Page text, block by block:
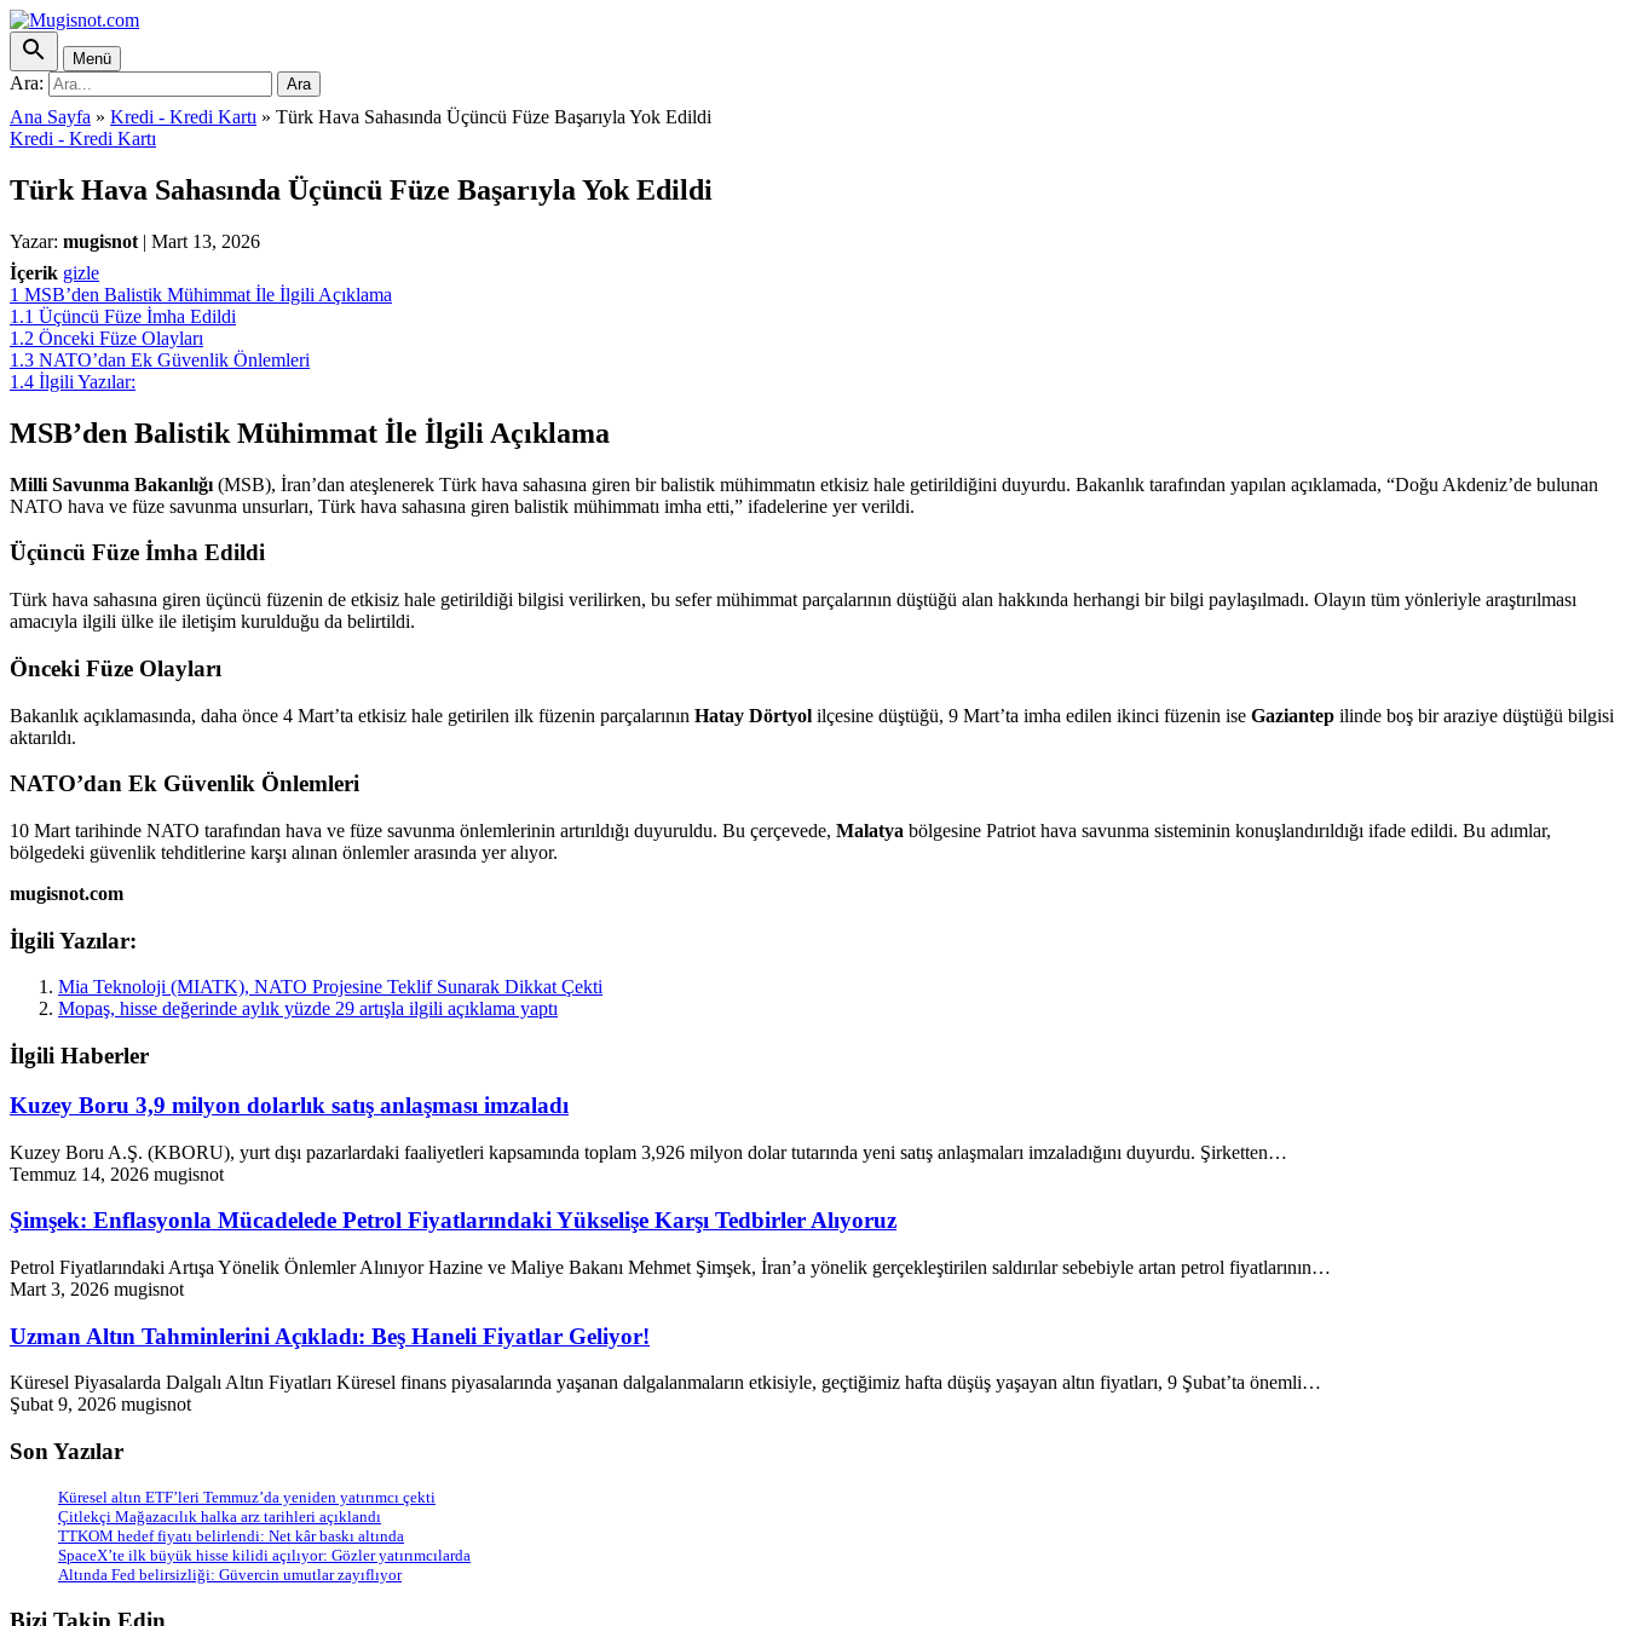
Menü
Ara: Ara
Ana Sayfa » Kredi - Kredi Kartı » Türk Hava Sahasında Üçüncü Füze Başarıyla Yok Edildi
Kredi - Kredi Kartı
Türk Hava Sahasında Üçüncü Füze Başarıyla Yok Edildi
Yazar: mugisnot | Mart 13, 2026
İçerik gizle
1 MSB’den Balistik Mühimmat İle İlgili Açıklama
1.1 Üçüncü Füze İmha Edildi
1.2 Önceki Füze Olayları
1.3 NATO’dan Ek Güvenlik Önlemleri
1.4 İlgili Yazılar:
MSB’den Balistik Mühimmat İle İlgili Açıklama
Milli Savunma Bakanlığı (MSB), İran’dan ateşlenerek Türk hava sahasına giren bir balistik mühimmatın etkisiz hale getirildiğini duyurdu. Bakanlık tarafından yapılan açıklamada, “Doğu Akdeniz’de bulunan
NATO hava ve füze savunma unsurları, Türk hava sahasına giren balistik mühimmatı imha etti,” ifadelerine yer verildi.
Üçüncü Füze İmha Edildi
Türk hava sahasına giren üçüncü füzenin de etkisiz hale getirildiği bilgisi verilirken, bu sefer mühimmat parçalarının düştüğü alan hakkında herhangi bir bilgi paylaşılmadı. Olayın tüm yönleriyle araştırılması
amacıyla ilgili ülke ile iletişim kurulduğu da belirtildi.
Önceki Füze Olayları
Bakanlık açıklamasında, daha önce 4 Mart’ta etkisiz hale getirilen ilk füzenin parçalarının Hatay Dörtyol ilçesine düştüğü, 9 Mart’ta imha edilen ikinci füzenin ise Gaziantep ilinde boş bir araziye düştüğü bilgisi
aktarıldı.
NATO’dan Ek Güvenlik Önlemleri
10 Mart tarihinde NATO tarafından hava ve füze savunma önlemlerinin artırıldığı duyuruldu. Bu çerçevede, Malatya bölgesine Patriot hava savunma sisteminin konuşlandırıldığı ifade edildi. Bu adımlar,
bölgedeki güvenlik tehditlerine karşı alınan önlemler arasında yer alıyor.
mugisnot.com
İlgili Yazılar:
Mia Teknoloji (MIATK), NATO Projesine Teklif Sunarak Dikkat Çekti
Mopaş, hisse değerinde aylık yüzde 29 artışla ilgili açıklama yaptı
İlgili Haberler
Kuzey Boru 3,9 milyon dolarlık satış anlaşması imzaladı
Kuzey Boru A.Ş. (KBORU), yurt dışı pazarlardaki faaliyetleri kapsamında toplam 3,926 milyon dolar tutarında yeni satış anlaşmaları imzaladığını duyurdu. Şirketten…
Temmuz 14, 2026 mugisnot
Şimşek: Enflasyonla Mücadelede Petrol Fiyatlarındaki Yükselişe Karşı Tedbirler Alıyoruz
Petrol Fiyatlarındaki Artışa Yönelik Önlemler Alınıyor Hazine ve Maliye Bakanı Mehmet Şimşek, İran’a yönelik gerçekleştirilen saldırılar sebebiyle artan petrol fiyatlarının…
Mart 3, 2026 mugisnot
Uzman Altın Tahminlerini Açıkladı: Beş Haneli Fiyatlar Geliyor!
Küresel Piyasalarda Dalgalı Altın Fiyatları Küresel finans piyasalarında yaşanan dalgalanmaların etkisiyle, geçtiğimiz hafta düşüş yaşayan altın fiyatları, 9 Şubat’ta önemli…
Şubat 9, 2026 mugisnot
Son Yazılar
Küresel altın ETF’leri Temmuz’da yeniden yatırımcı çekti
Çitlekçi Mağazacılık halka arz tarihleri açıklandı
TTKOM hedef fiyatı belirlendi: Net kâr baskı altında
SpaceX’te ilk büyük hisse kilidi açılıyor: Gözler yatırımcılarda
Altında Fed belirsizliği: Güvercin umutlar zayıflıyor
Bizi Takip Edin